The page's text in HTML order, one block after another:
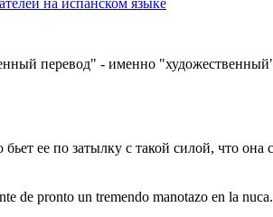
на испанском языке
перевод" - именно
ее по затылку с такой силой, что
de pronto un tremendo manotazo en la